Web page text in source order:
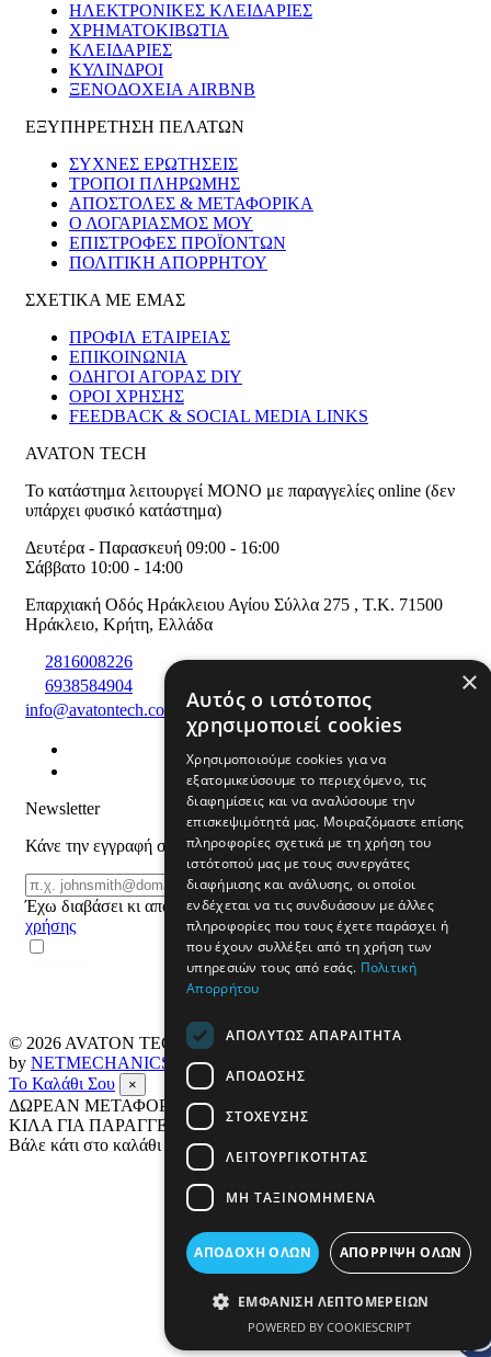
ΗΛΕΚΤΡΟΝΙΚΈΣ ΚΛΕΙΔΑΡΙΈΣ
ΧΡΗΜΑΤΟΚΙΒΏΤΙΑ
ΚΛΕΙΔΑΡΙΈΣ
ΚΎΛΙΝΔΡΟΙ
ΞΕΝΟΔΟΧΕΊΑ AIRBNB
ΕΞΥΠΗΡΕΤΗΣΗ ΠΕΛΑΤΩΝ
ΣΥΧΝΕΣ ΕΡΩΤΗΣΕΙΣ
ΤΡΟΠΟΙ ΠΛΗΡΩΜΗΣ
ΑΠΟΣΤΟΛΕΣ & ΜΕΤΑΦΟΡΙΚΑ
Ο ΛΟΓΑΡΙΑΣΜΟΣ ΜΟΥ
ΕΠΙΣΤΡΟΦΕΣ ΠΡΟΪΟΝΤΩΝ
ΠΟΛΙΤΙΚΗ ΑΠΟΡΡΗΤΟΥ
ΣΧΕΤΙΚΑ ΜΕ ΕΜΑΣ
ΠΡΟΦΙΛ ΕΤΑΙΡΕΙΑΣ
ΕΠΙΚΟΙΝΩΝΙΑ
ΟΔΗΓΟΙ ΑΓΟΡΑΣ DIY
ΟΡΟΙ ΧΡΗΣΗΣ
FEEDBACK & SOCIAL MEDIA LINKS
AVATON TECH
Το κατάστημα λειτουργεί ΜΟΝΟ με παραγγελίες online (δεν
υπάρχει φυσικό κατάστημα)
Δευτέρα - Παρασκευή 09:00 - 16:00
Σάββατο 10:00 - 14:00
Επαρχιακή Οδός Ηράκλειου Αγίου Σύλλα 275 , T.K. 71500
Ηράκλειο, Κρήτη, Ελλάδα
2816008226
6938584904
info@avatontech.com
Newsletter
Κάνε την εγγραφή σου και μάθε για προϊόντα και προσφορές
Email
ΕΓΓΡΑΦΗ
Έχω διαβάσει κι αποδέχομαι τουςόρους
χρήσης
© 2026 AVATON TECH All rights reserved Designed & developed
by NETMECHANICS
Το Καλάθι Σου
×
ΔΩΡΕΑΝ ΜΕΤΑΦΟΡΙΚΑ ΣΕ ΟΛΗ ΤΗΝ ΕΛΛΑΔΑ ΕΩΣ 4
ΚΙΛΑ ΓΙΑ ΠΑΡΑΓΓΕΛΙΕΣ ΑΝΩ ΤΩΝ 69€
Βάλε κάτι στο καλάθι σου
×
Αυτός ο ιστότοπος
χρησιμοποιεί cookies
Χρησιμοποιούμε cookies για να
εξατομικεύσουμε το περιεχόμενο, τις
διαφημίσεις και να αναλύσουμε την
επισκεψιμότητά μας. Μοιραζόμαστε επίσης
πληροφορίες σχετικά με τη χρήση του
ιστότοπού μας με τους συνεργάτες
διαφήμισης και ανάλυσης, οι οποίοι
ενδέχεται να τις συνδυάσουν με άλλες
πληροφορίες που τους έχετε παράσχει ή
που έχουν συλλέξει από τη χρήση των
υπηρεσιών τους από εσάς. Πολιτική
Απορρήτου
ΑΠΟΛΎΤΩΣ ΑΠΑΡΑΊΤΗΤΑ
ΑΠΌΔΟΣΗΣ
ΣΤΌΧΕΥΣΗΣ
ΛΕΙΤΟΥΡΓΙΚΌΤΗΤΑΣ
ΜΗ ΤΑΞΙΝΟΜΗΜΈΝΑ
ΑΠΟΔΟΧΉ ΌΛΩΝ ΑΠΌΡΡΙΨΗ ΌΛΩΝ
ΕΜΦΆΝΙΣΗ ΛΕΠΤΟΜΕΡΕΙΏΝ
POWERED BY COOKIESCRIPT